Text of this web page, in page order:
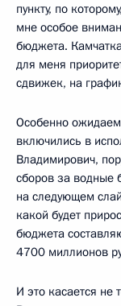
пункту, по
мне особое
бюджета.
для меня
сдвижек, на
Особенно
включились в
Владимирович,
сборов за водные
на следующем
какой будет
бюджета
4700 миллионов
И это касается не